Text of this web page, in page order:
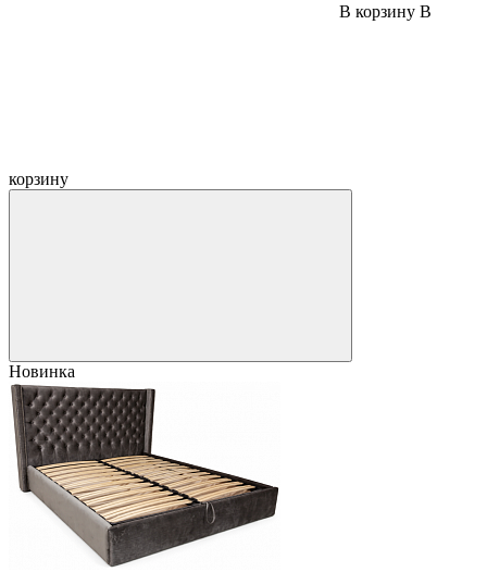
В корзину В
корзину
Новинка